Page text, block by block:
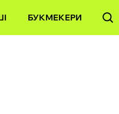
БУКМЕКЕРИ